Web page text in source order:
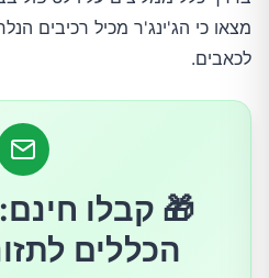
מצאו כי הג'ינג'ר מכיל רכיבים
לכאבים.
הכללים